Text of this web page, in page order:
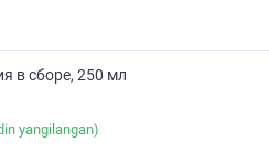
в сборе, 250 мл
yangilangan)